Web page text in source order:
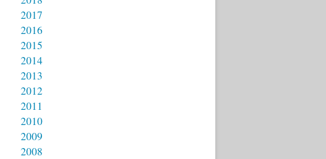
2017
2016
2015
2014
2013
2012
2011
2010
2009
2008